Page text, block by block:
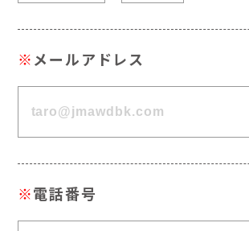
※メールアドレス
※電話番号